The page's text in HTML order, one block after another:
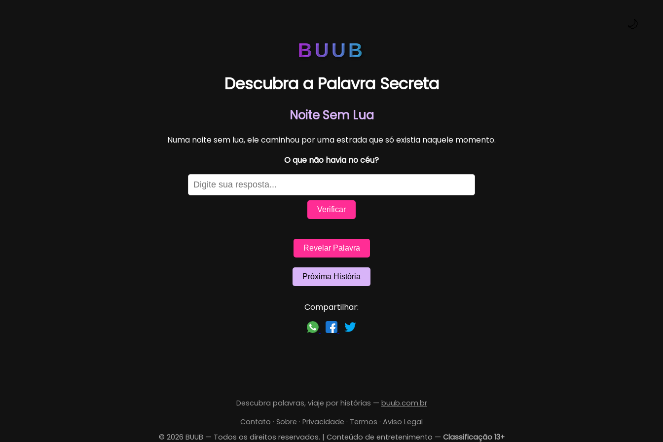
BUUB
Descubra a Palavra Secreta
Noite Sem Lua
Numa noite sem lua, ele caminhou por uma estrada que só existia naquele momento.
O que não havia no céu?
Verificar
Revelar Palavra
Próxima História
Compartilhar:
Descubra palavras, viaje por histórias — buub.com.br
Contato · Sobre · Privacidade · Termos · Aviso Legal
© 2026 BUUB — Todos os direitos reservados. | Conteúdo de entretenimento — Classificação 13+